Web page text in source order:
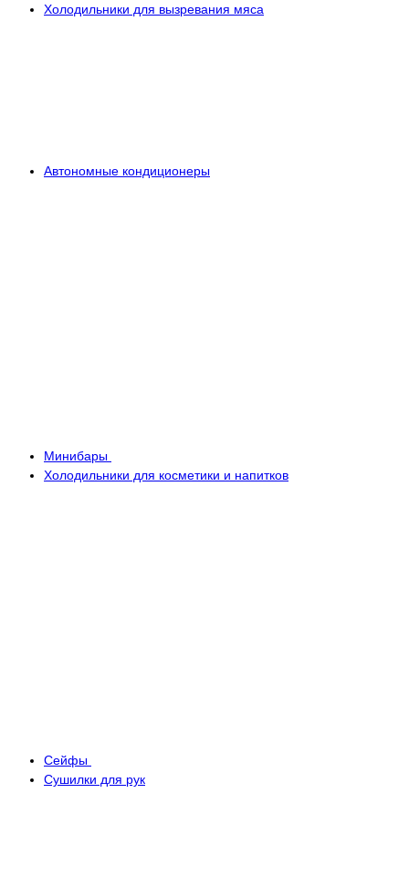
Холодильники для вызревания мяса
Автономные кондиционеры
Минибары
Холодильники для косметики и напитков
Сейфы
Сушилки для рук